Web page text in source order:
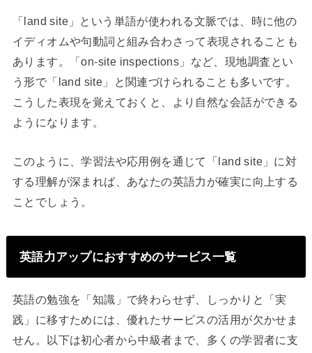
「land site」という単語が使われる文脈では、時に他の
イディオムや句動詞と組み合わさって表現されることも
あります。「on-site inspections」など、現地調査とい
う形で「land site」と関連づけられることも多いです。
こうした表現を覚えておくと、より自然な会話ができる
ようになります。
このように、学習法や応用例を通じて「land site」に対
する理解が深まれば、あなたの英語力が確実に向上する
ことでしょう。
英語力アップにおすすめのサービス一覧
英語の勉強を「知識」で終わらせず、しっかりと「実
践」に移すためには、優れたサービスの活用が欠かせま
せん。以下は初心者から中級者まで、多くの学習者に支